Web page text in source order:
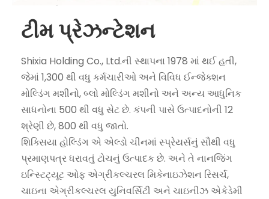
ટીમ પ્રેઝન્ટેશન
Shixia Holding Co., Ltd.ની સ્થાપના 1978 માં થઈ હતી,
જેમાં 1,300 થી વધુ કર્મચારીઓ અને વિવિધ ઈન્જેક્શન
મોલ્ડિંગ મશીનો, બ્લો મોલ્ડિંગ મશીનો અને અન્ય આધુનિક
સાધનોના 500 થી વધુ સેટ છે. કંપની પાસે ઉત્પાદનોની 12
શ્રેણી છે, 800 થી વધુ જાતો.
શિક્સિયા હોલ્ડિંગ એ એલ્ડો ચીનમાં સ્પ્રેયર્સનું સૌથી વધુ
પ્રમાણપત્ર ધરાવતું ટોચનું ઉત્પાદક છે. અને તે નાનજિંગ
ઇન્સ્ટિટ્યૂટ ઓફ એગ્રીકલ્ચરલ મિકેનાઇઝેશન રિસર્ચ,
ચાઇના એગ્રીકલ્ચરલ યુનિવર્સિટી અને ચાઇનીઝ એકેડેમી